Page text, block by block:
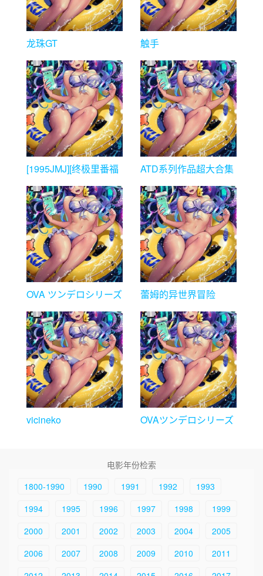
龙珠GT 触手
[1995JMJ][终极里番福
ATD系列作品超大合集
OVA ツンデロシリーズ
蕾姆的异世界冒险
vicineko
OVAツンデロシリーズ
电影年份检索
1800-1990
1990 1991 1992
1993
1994
1995 1996 1997 1998
1999
2000
2001 2002 2003 2004
2005
2006
2007 2008 2009 2010
2011